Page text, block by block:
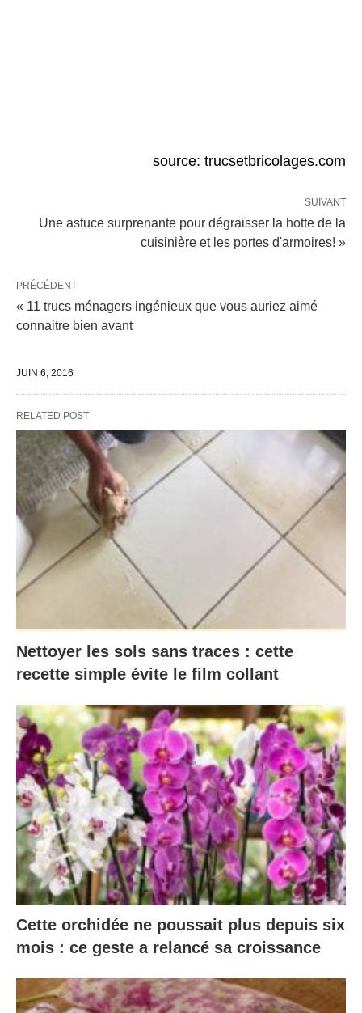
source: trucsetbricolages.com
SUIVANT
Une astuce surprenante pour dégraisser la hotte de la
cuisinière et les portes d'armoires! »
PRÉCÉDENT
« 11 trucs ménagers ingénieux que vous auriez aimé
connaitre bien avant
JUIN 6, 2016
RELATED POST
Nettoyer les sols sans traces : cette
recette simple évite le film collant
Cette orchidée ne poussait plus depuis six
mois : ce geste a relancé sa croissance